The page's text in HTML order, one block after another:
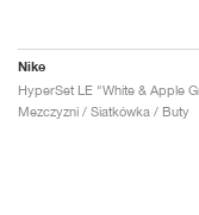
Nike
Mezczyzni / Siatkówka / Buty